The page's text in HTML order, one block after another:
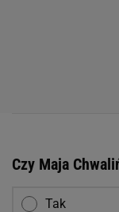
Czy Maja
Tak